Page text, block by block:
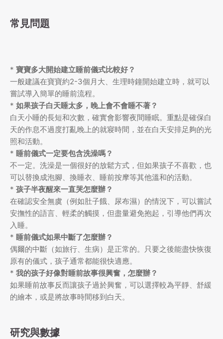
常見問題
* 寶寶多大開始建立睡前儀式比較好？
一般建議在寶寶約2-3個月大、生理時鐘開始建立時，就可以
嘗試導入簡單的睡前流程。
* 如果孩子白天睡太多，晚上會不會睡不著？
白天小睡的長短和次數，確實會影響夜間睡眠。重點是確保白
天的作息不過度打亂晚上的就寢時間，並在白天安排足夠的光
照和活動。
* 睡前儀式一定要包含洗澡嗎？
不一定。洗澡是一個很好的放鬆方式，但如果孩子不喜歡，也
可以替換成泡腳、換睡衣、睡前按摩等其他溫和的活動。
* 孩子半夜醒來一直哭怎麼辦？
在確認安全無虞（例如肚子餓、尿布濕）的情況下，可以嘗試
安撫性的語言、輕柔的觸摸，但盡量避免抱起，引導他們再次
入睡。
* 睡前儀式如果中斷了怎麼辦？
偶爾的中斷（如旅行、生病）是正常的。只要之後能盡快恢復
原有的儀式，孩子通常都能很快適應。
* 我的孩子好像對睡前故事很興奮，怎麼辦？
如果睡前故事反而讓孩子過於興奮，可以選擇較為平靜、舒緩
的繪本，或是將故事時間移到白天。
研究與數據